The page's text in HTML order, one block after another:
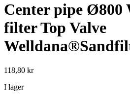
Center pipe Ø800
filter Top Valve
118,80 kr
I lager